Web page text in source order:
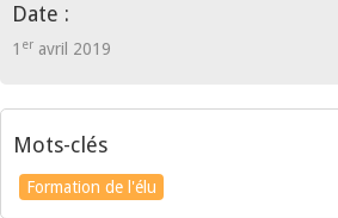
Date :
1 er avril 2019
Mots-clés
Formation de l'élu